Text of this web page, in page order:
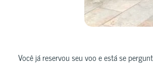
Você já reservou seu voo e está se